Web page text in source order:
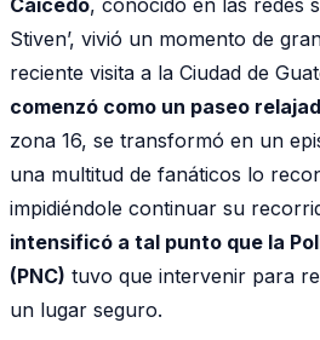
Stiven’, vivió un momento de
reciente visita a la Ciudad de
comenzó como un paseo
zona 16, se transformó en un
una multitud de fanáticos lo
impidiéndole continuar su
intensificó a tal punto que la
(PNC) tuvo que intervenir para
un lugar seguro.